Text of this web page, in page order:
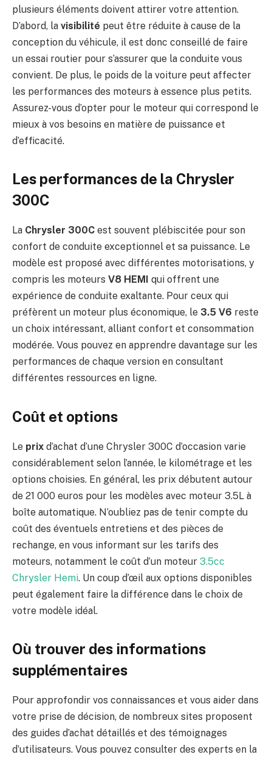
plusieurs éléments doivent attirer votre attention.
D’abord, la visibilité peut être réduite à cause de la
conception du véhicule, il est donc conseillé de faire
un essai routier pour s’assurer que la conduite vous
convient. De plus, le poids de la voiture peut affecter
les performances des moteurs à essence plus petits.
Assurez-vous d’opter pour le moteur qui correspond le
mieux à vos besoins en matière de puissance et
d’efficacité.
Les performances de la Chrysler
300C
La Chrysler 300C est souvent plébiscitée pour son
confort de conduite exceptionnel et sa puissance. Le
modèle est proposé avec différentes motorisations, y
compris les moteurs V8 HEMI
qui offrent une
expérience de conduite exaltante. Pour ceux qui
préfèrent un moteur plus économique, le 3.5 V6 reste
un choix intéressant, alliant confort et consommation
modérée. Vous pouvez en apprendre davantage sur les
performances de chaque version en consultant
différentes ressources en ligne.
Coût et options
Le prix d’achat d’une Chrysler 300C d’occasion varie
considérablement selon l’année, le kilométrage et les
options choisies. En général, les prix débutent autour
de 21 000 euros pour les modèles avec moteur 3.5L à
boîte automatique. N’oubliez pas de tenir compte du
coût des éventuels entretiens et des pièces de
rechange, en vous informant sur les tarifs des
moteurs, notamment le coût d’un moteur 3.5cc
Chrysler Hemi. Un coup d’œil aux options disponibles
peut également faire la différence dans le choix de
votre modèle idéal.
Où trouver des informations
supplémentaires
Pour approfondir vos connaissances et vous aider dans
votre prise de décision, de nombreux sites proposent
des guides d’achat détaillés et des témoignages
d’utilisateurs. Vous pouvez consulter des experts en la